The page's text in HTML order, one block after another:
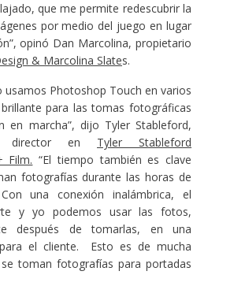
que me permite redescubrir la
por medio del juego en lugar
opinó Dan Marcolina, propietario
& Marcolina Slates.
usamos Photoshop Touch en varios
para las tomas fotográficas
en marcha”, dijo Tyler Stableford,
director en Tyler Stableford
Film. “El tiempo también es clave
fotografías durante las horas de
una conexión inalámbrica, el
y yo podemos usar las fotos,
después de tomarlas, en una
el cliente. Esto es de mucha
toman fotografías para portadas